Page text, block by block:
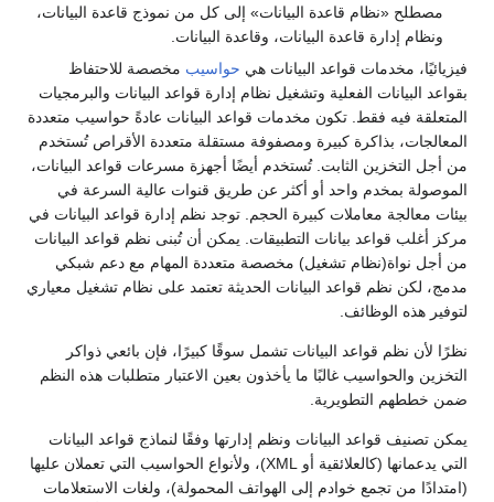
مصطلح «نظام قاعدة البيانات» إلى كل من نموذج قاعدة البيانات،
ونظام إدارة قاعدة البيانات، وقاعدة البيانات.
فيزيائيًا، مخدمات قواعد البيانات هي حواسيب مخصصة للاحتفاظ
بقواعد البيانات الفعلية وتشغيل نظام إدارة قواعد البيانات والبرمجيات
المتعلقة فيه فقط. تكون مخدمات قواعد البيانات عادةً حواسيب متعددة
المعالجات، بذاكرة كبيرة ومصفوفة مستقلة متعددة الأقراص تُستخدم
من أجل التخزين الثابت. تُستخدم أيضًا أجهزة مسرعات قواعد البيانات،
الموصولة بمخدم واحد أو أكثر عن طريق قنوات عالية السرعة في
بيئات معالجة معاملات كبيرة الحجم. توجد نظم إدارة قواعد البيانات في
مركز أغلب قواعد بيانات التطبيقات. يمكن أن تُبنى نظم قواعد البيانات
من أجل نواة(نظام تشغيل) مخصصة متعددة المهام مع دعم شبكي
مدمج، لكن نظم قواعد البيانات الحديثة تعتمد على نظام تشغيل معياري
لتوفير هذه الوظائف.
نظرًا لأن نظم قواعد البيانات تشمل سوقًا كبيرًا، فإن بائعي ذواكر
التخزين والحواسيب غالبًا ما يأخذون بعين الاعتبار متطلبات هذه النظم
ضمن خططهم التطويرية.
يمكن تصنيف قواعد البيانات ونظم إدارتها وفقًا لنماذج قواعد البيانات
التي يدعمانها (كالعلائقية أو XML)، ولأنواع الحواسيب التي تعملان عليها
(امتدادًا من تجمع خوادم إلى الهواتف المحمولة)، ولغات الاستعلامات